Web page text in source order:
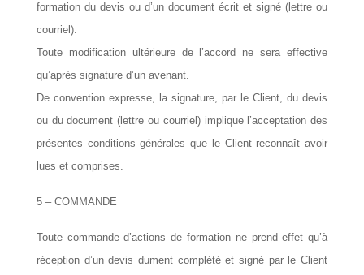
formation du devis ou d’un document écrit et signé (lettre ou
courriel).
Toute modification ultérieure de l’accord ne sera effective
qu’après signature d’un avenant.
De convention expresse, la signature, par le Client, du devis
ou du document (lettre ou courriel) implique l’acceptation des
présentes conditions générales que le Client reconnaît avoir
lues et comprises.
5 – COMMANDE
Toute commande d’actions de formation ne prend effet qu’à
réception d’un devis dument complété et signé par le Client